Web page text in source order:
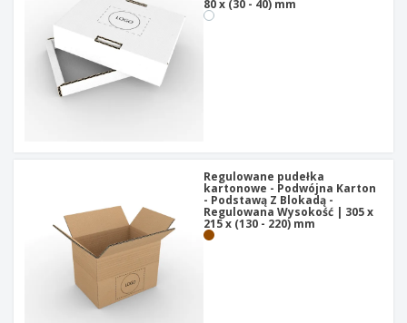
80 x (30 - 40) mm
Regulowane pudełka
kartonowe - Podwójna Karton
- Podstawą Z Blokadą -
Regulowana Wysokość | 305 x
215 x (130 - 220) mm